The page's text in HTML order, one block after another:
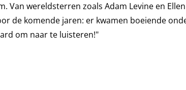
Van wereldsterren zoals Adam Levine en
de komende jaren: er kwamen boeiende
om naar te luisteren!"